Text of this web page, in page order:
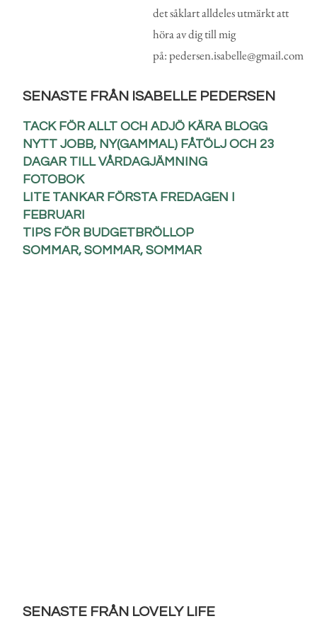
det såklart alldeles utmärkt att
höra av dig till mig
på: pedersen.isabelle@gmail.com
SENASTE FRÅN ISABELLE PEDERSEN
TACK FÖR ALLT OCH ADJÖ KÄRA BLOGG
NYTT JOBB, NY(GAMMAL) FÅTÖLJ OCH 23
DAGAR TILL VÅRDAGJÄMNING
FOTOBOK
LITE TANKAR FÖRSTA FREDAGEN I
FEBRUARI
TIPS FÖR BUDGETBRÖLLOP
SOMMAR, SOMMAR, SOMMAR
SENASTE FRÅN LOVELY LIFE